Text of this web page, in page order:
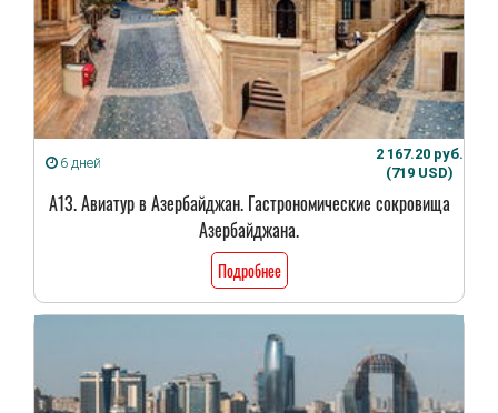
6 дней
2 167.20 руб.
(719 USD)
А13. Авиатур в Азербайджан. Гастрономические сокровища
Азербайджана.
Подробнее